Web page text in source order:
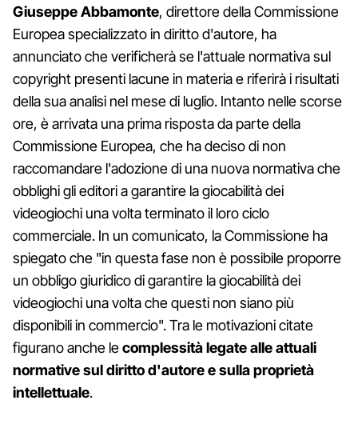
Giuseppe Abbamonte, direttore della Commissione
Europea specializzato in diritto d'autore, ha
annunciato che verificherà se l'attuale normativa sul
copyright presenti lacune in materia e riferirà i risultati
della sua analisi nel mese di luglio. Intanto nelle scorse
ore, è arrivata una prima risposta da parte della
Commissione Europea, che ha deciso di non
raccomandare l'adozione di una nuova normativa che
obblighi gli editori a garantire la giocabilità dei
videogiochi una volta terminato il loro ciclo
commerciale. In un comunicato, la Commissione ha
spiegato che "in questa fase non è possibile proporre
un obbligo giuridico di garantire la giocabilità dei
videogiochi una volta che questi non siano più
disponibili in commercio". Tra le motivazioni citate
figurano anche lecomplessità legate alle attuali
normative sul diritto d'autore e sulla proprietà
intellettuale.